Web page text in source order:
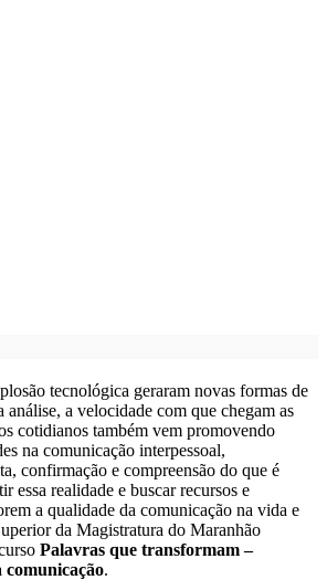
tecnológica geraram novas formas de
análise, a velocidade com que chegam as
cotidianos também vem promovendo
na comunicação interpessoal,
confirmação e compreensão do que é
essa realidade e buscar recursos e
a qualidade da comunicação na vida e
da Magistratura do Maranhão
Palavras que transformam –
comunicação.